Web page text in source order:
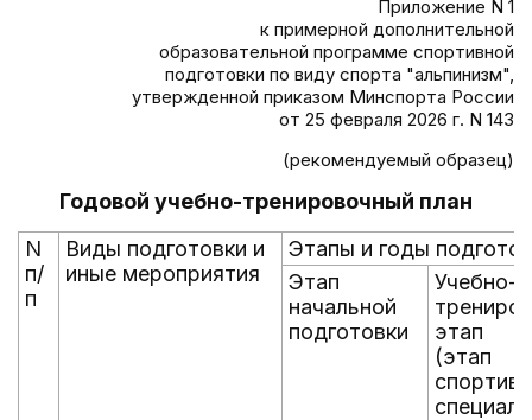
Приложение N 1
к примерной дополнительной
образовательной программе спортивной
подготовки по виду спорта "альпинизм",
утвержденной приказом Минспорта России
от 25 февраля 2026 г. N 143
(рекомендуемый образец)
Годовой учебно-тренировочный план
N
п/
п
Виды подготовки и
иные мероприятия
Этапы и годы
Этап
начальной
подготовки
Учебно-
этап
(этап